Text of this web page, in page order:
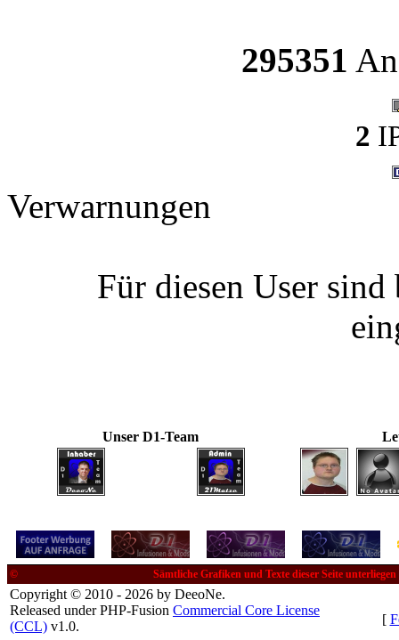
295351
2
Verwarnungen
Für diesen User
Unser D1-Team
© Sämtliche Grafiken und Texte dieser Seite
Copyright © 2010 - 2026 by DeeoNe.
Released under PHP-Fusion Commercial Core License
(CCL) v1.0. [